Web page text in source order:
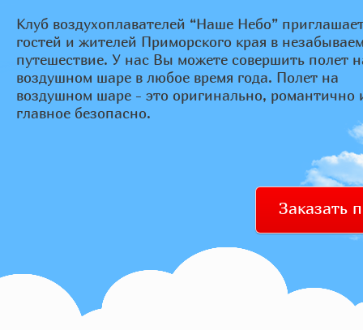
Клуб воздухоплавателей “Наше Небо”
гостей и жителей Приморского края в
путешествие. У нас Вы можете совершить полет
воздушном шаре в любое время года. Полет на
воздушном шаре - это оригинально, романтично
главное безопасно.
Заказать